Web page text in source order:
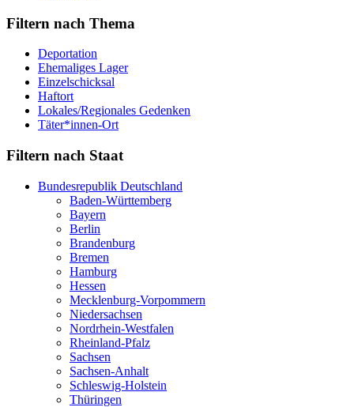
Filtern nach Thema
Deportation
Ehemaliges Lager
Einzelschicksal
Haftort
Lokales/Regionales Gedenken
Täter*innen-Ort
Filtern nach Staat
Bundesrepublik Deutschland
Baden-Württemberg
Bayern
Berlin
Brandenburg
Bremen
Hamburg
Hessen
Mecklenburg-Vorpommern
Niedersachsen
Nordrhein-Westfalen
Rheinland-Pfalz
Sachsen
Sachsen-Anhalt
Schleswig-Holstein
Thüringen